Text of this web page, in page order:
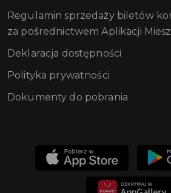
Regulamin sprzedaży biletów
za pośrednictwem Aplikacji
Deklaracja dostępności
Polityka prywatności
Dokumenty do pobrania